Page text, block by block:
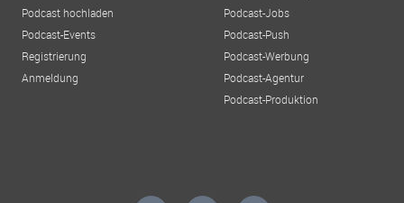
Podcast hochladen
Podcast-Events
Registrierung
Anmeldung
Podcast-Jobs
Podcast-Push
Podcast-Werbung
Podcast-Agentur
Podcast-Produktion